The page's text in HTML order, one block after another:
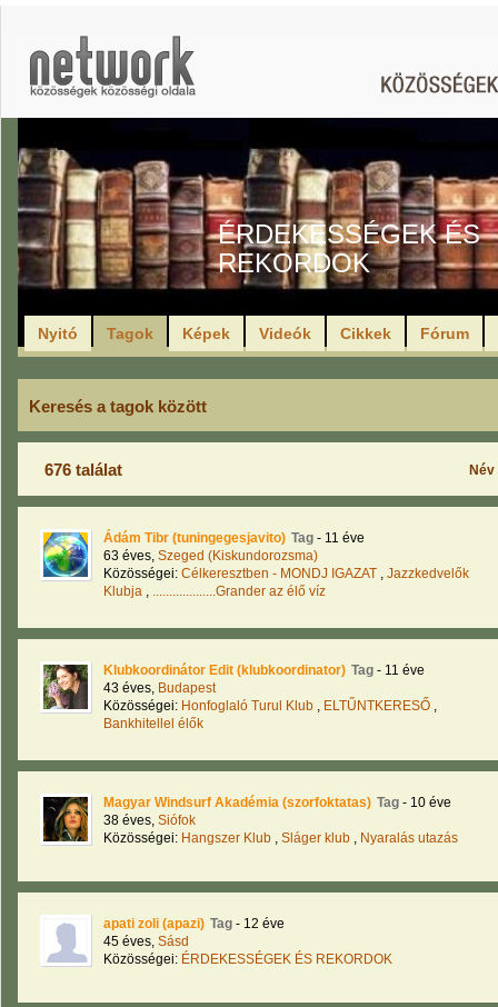
ÉRDEKESSÉGEK ÉS
REKORDOK
Nyitó Tagok Képek Videók Cikkek Fórum
Keresés a tagok között
676 találat Név
Ádám Tibr (tuningegesjavito) Tag - 11 éve
63 éves, Szeged (Kiskundorozsma)
Közösségei: Célkeresztben - MONDJ IGAZAT , Jazzkedvelők
Klubja , ...................Grander az élő víz
Klubkoordinátor Edit (klubkoordinator) Tag - 11 éve
43 éves, Budapest
Közösségei: Honfoglaló Turul Klub , ELTŰNTKERESŐ ,
Bankhitellel élők
Magyar Windsurf Akadémia (szorfoktatas) Tag - 10 éve
38 éves, Siófok
Közösségei: Hangszer Klub , Sláger klub , Nyaralás utazás
apati zoli (apazi) Tag - 12 éve
45 éves, Sásd
Közösségei: ÉRDEKESSÉGEK ÉS REKORDOK